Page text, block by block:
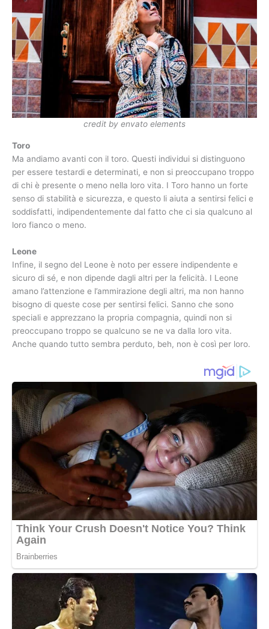
credit by envato elements
Toro
Ma andiamo avanti con il toro. Questi individui si distinguono
per essere testardi e determinati, e non si preoccupano troppo
di chi è presente o meno nella loro vita. I Toro hanno un forte
senso di stabilità e sicurezza, e questo li aiuta a sentirsi felici e
soddisfatti, indipendentemente dal fatto che ci sia qualcuno al
loro fianco o meno.
Leone
Infine, il segno del Leone è noto per essere indipendente e
sicuro di sé, e non dipende dagli altri per la felicità. I Leone
amano l’attenzione e l’ammirazione degli altri, ma non hanno
bisogno di queste cose per sentirsi felici. Sanno che sono
speciali e apprezzano la propria compagnia, quindi non si
preoccupano troppo se qualcuno se ne va dalla loro vita.
Anche quando tutto sembra perduto, beh, non è così per loro.